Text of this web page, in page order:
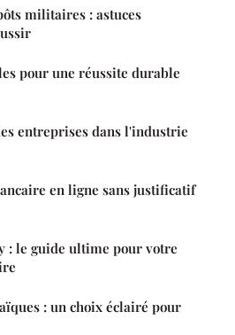
militaires : astuces
pour une réussite durable
entreprises dans l'industrie
en ligne sans justificatif
: le guide ultime pour votre
: un choix éclairé pour